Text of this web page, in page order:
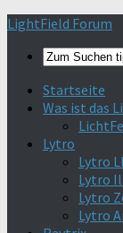
LightField Forum
Startseite
Was ist das
Lytro
Lytro
Lytro
Lytro
Lytro